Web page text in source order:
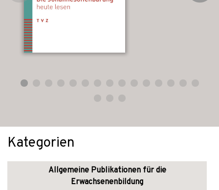
Kategorien
Allgemeine Publikationen für die
Erwachsenenbildung